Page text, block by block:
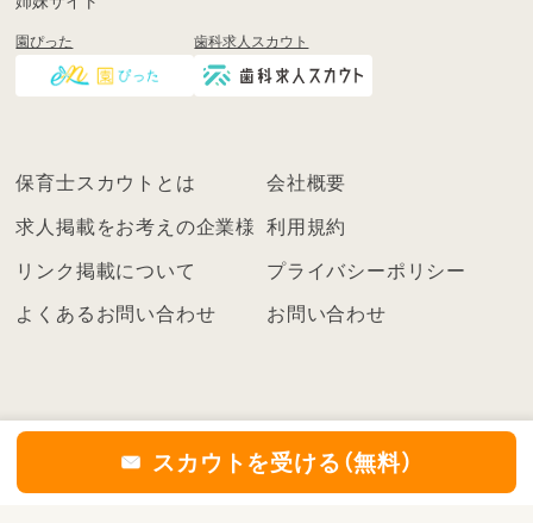
スカウトを受ける（無料）
く
ン
こ
ち
園ぴった 歯科求人スカウト
保育士スカウトとは 会社概要
求人掲載をお考えの企業様 利用規約
リンク掲載について プライバシーポリシー
よくあるお問い合わせ お問い合わせ